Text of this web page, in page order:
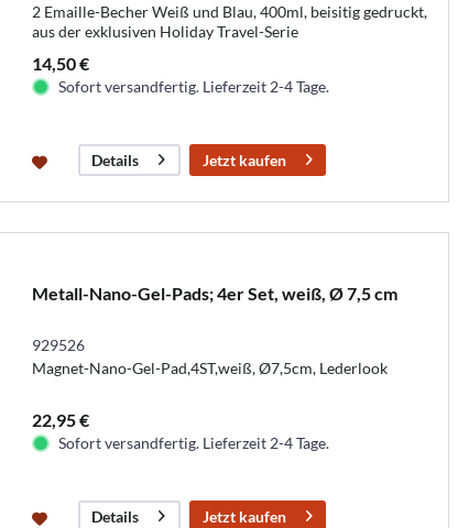
2 Emaille-Becher Weiß und Blau, 400ml, beisitig gedruckt,
aus der exklusiven Holiday Travel-Serie
14,50 €
Sofort versandfertig. Lieferzeit 2-4 Tage.
Details Jetzt kaufen
Metall-Nano-Gel-Pads; 4er Set, weiß, Ø 7,5 cm
929526
Magnet-Nano-Gel-Pad,4ST,weiß, Ø7,5cm, Lederlook
22,95 €
Sofort versandfertig. Lieferzeit 2-4 Tage.
Details Jetzt kaufen